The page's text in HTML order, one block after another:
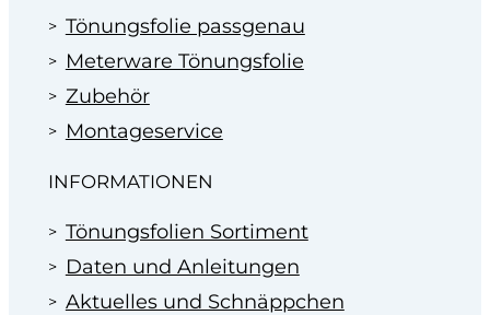
Tönungsfolie passgenau
Meterware Tönungsfolie
Zubehör
Montageservice
INFORMATIONEN
Tönungsfolien Sortiment
Daten und Anleitungen
Aktuelles und Schnäppchen